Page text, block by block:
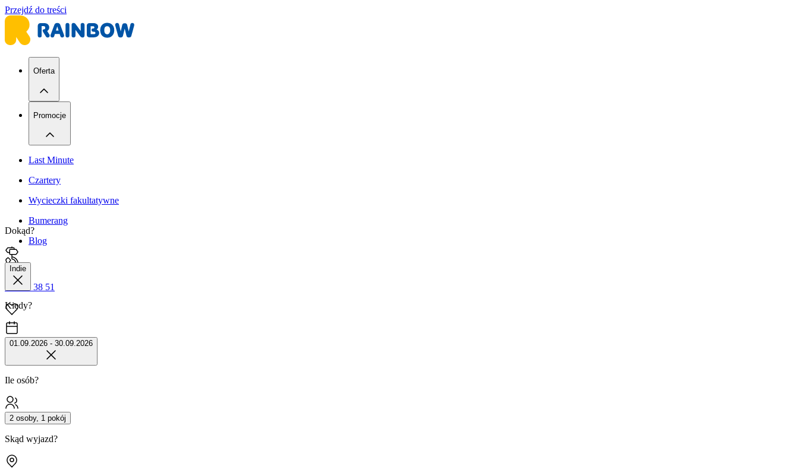
Przejdź do treści
Oferta
Promocje
Last Minute
Czartery
Wycieczki fakultatywne
Bumerang
Blog
42 680 38 51
Dokąd?
Indie
Kiedy?
01.09.2026 - 30.09.2026
Ile osób?
2 osoby, 1 pokój
Skąd wyjazd?